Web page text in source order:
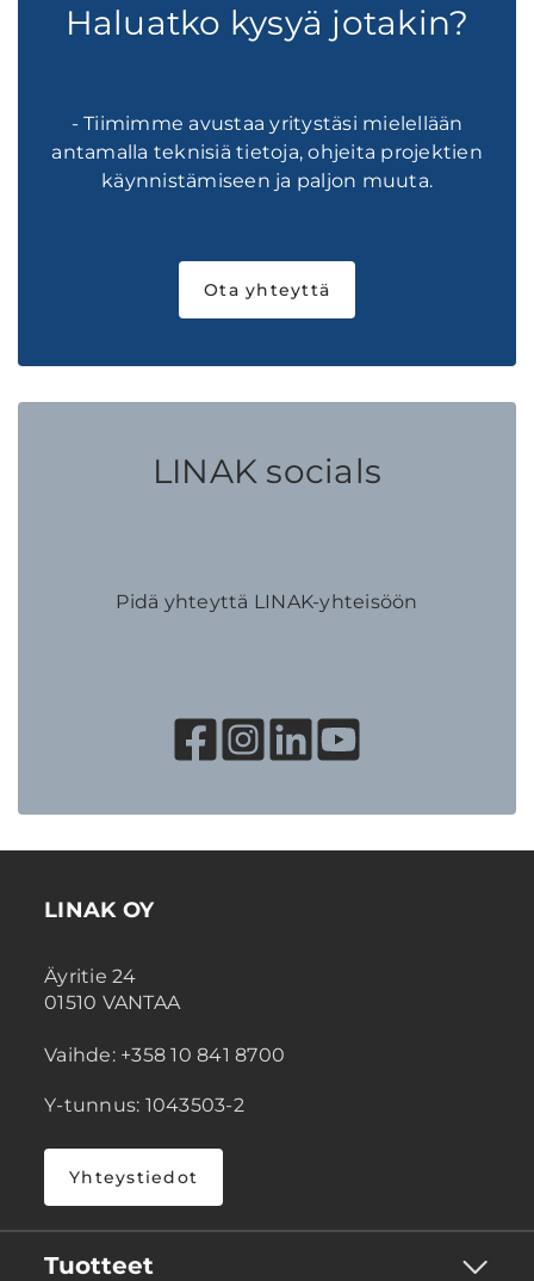
Haluatko kysyä jotakin?
- Tiimimme avustaa yritystäsi mielellään
antamalla teknisiä tietoja, ohjeita projektien
käynnistämiseen ja paljon muuta.
Ota yhteyttä
LINAK socials
Pidä yhteyttä LINAK-yhteisöön
LINAK OY
Äyritie 24
01510 VANTAA
Vaihde: +358 10 841 8700
Y-tunnus: 1043503-2
Yhteystiedot
Tuotteet